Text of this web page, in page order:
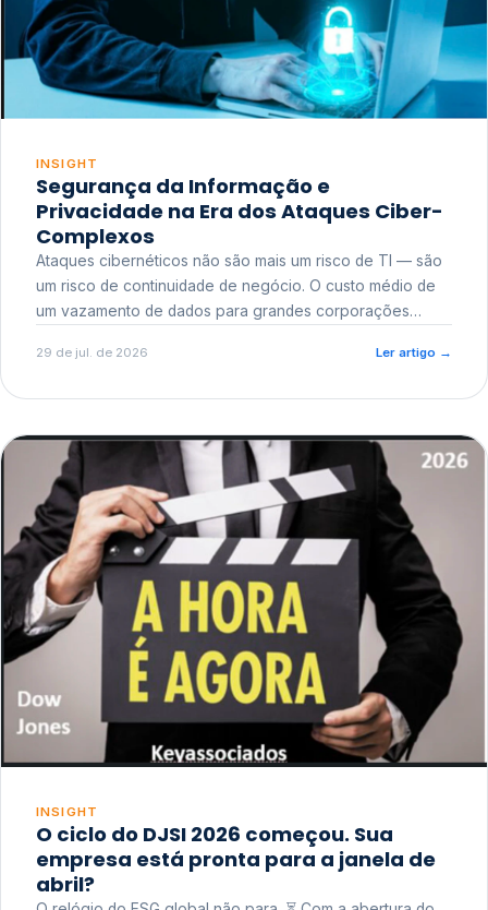
INSIGHT
Segurança da Informação e
Privacidade na Era dos Ataques Ciber-
Complexos
Ataques cibernéticos não são mais um risco de TI — são
um risco de continuidade de negócio. O custo médio de
um vazamento de dados para grandes corporações
reputacional e o risco regulatório junto a órgãos como a
29 de jul. de 2026 Ler artigo →
INSIGHT
O ciclo do DJSI 2026 começou. Sua
empresa está pronta para a janela de
abril?